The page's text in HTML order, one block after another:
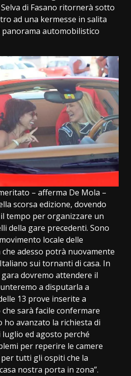
di Fasano ritornerà sotto
ad una kermesse in salita
automobilistico
– afferma De Mola –
scorsa edizione, dovendo
tempo per organizzare un
della gare precedenti. Sono
locale delle
adesso potrà nuovamente
sui tornanti di casa. In
dovremo attendere il
a disputarla a
13 prove inserite a
sarà facile confermare
ho avanzato la richiesta di
ed agosto perché
per reperire le camere
per tutti gli ospiti che la
nostra porta in zona”.